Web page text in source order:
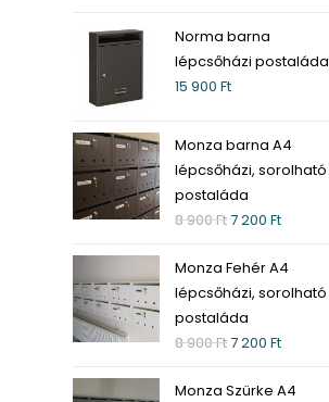
Norma barna
lépcsőházi postaláda
15 900Ft
Monza barna A4
lépcsőházi, sorolható
postaláda
8 900Ft7 200Ft
Monza Fehér A4
lépcsőházi, sorolható
postaláda
8 900Ft7 200Ft
Monza Szürke A4